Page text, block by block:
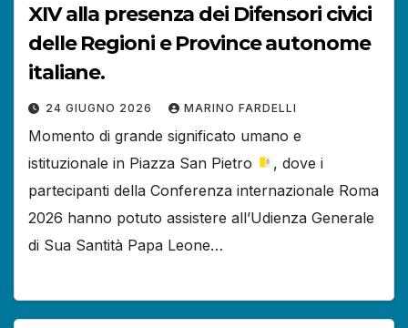
XIV alla presenza dei Difensori civici
delle Regioni e Province autonome
italiane.
24 GIUGNO 2026 MARINO FARDELLI
Momento di grande significato umano e
istituzionale in Piazza San Pietro
, dove i
partecipanti della Conferenza internazionale Roma
2026 hanno potuto assistere all’Udienza Generale
di Sua Santità Papa Leone…